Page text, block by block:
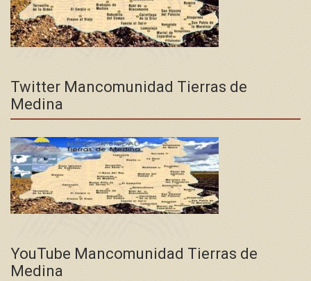
Twitter Mancomunidad Tierras de
Medina
YouTube Mancomunidad Tierras de
Medina